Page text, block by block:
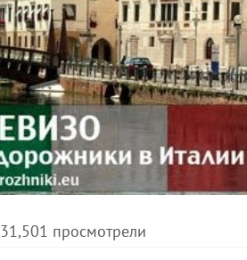
31,501 просмотрели